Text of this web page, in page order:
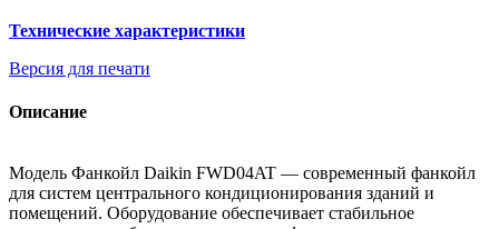
Технические характеристики
Версия для печати
Описание
Модель Фанкойл Daikin FWD04AT — современный фанкойл
для систем центрального кондиционирования зданий и
помещений. Оборудование обеспечивает стабильное